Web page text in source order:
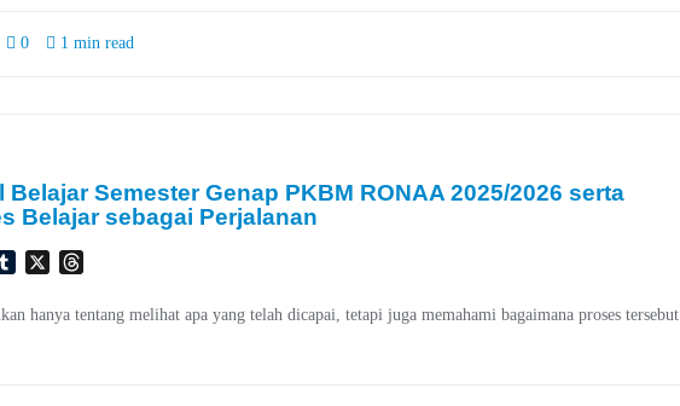
0 1 min read
Belajar Semester Genap PKBM RONAA 2025/2026 serta
Belajar sebagai Perjalanan
Tumblr
X
hanya tentang melihat apa yang telah dicapai, tetapi juga memahami bagaimana proses tersebut